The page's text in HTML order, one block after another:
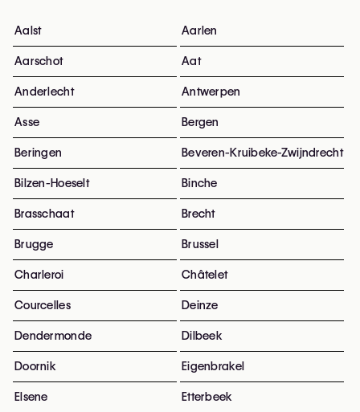
Aalst Aarlen
Aarschot Aat
Anderlecht Antwerpen
Asse Bergen
Beringen Beveren-Kruibeke-Zwijndrecht
Bilzen-Hoeselt Binche
Brasschaat Brecht
Brugge Brussel
Charleroi Châtelet
Courcelles Deinze
Dendermonde Dilbeek
Doornik Eigenbrakel
Elsene Etterbeek